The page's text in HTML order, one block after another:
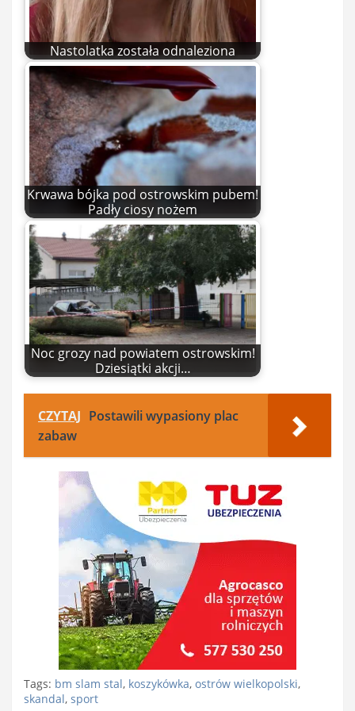
Nastolatka została odnaleziona
Krwawa bójka pod ostrowskim pubem!
Padły ciosy nożem
Noc grozy nad powiatem ostrowskim!
Dziesiątki akcji…
CZYTAJ Postawili wypasiony plac
zabaw
Tags: bm slam stal, koszykówka, ostrów wielkopolski,
skandal, sport